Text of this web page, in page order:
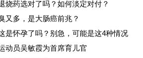
烧药选对了吗？如何淡定对付？
又多，是大肠癌前兆？
是怀孕了吗？别急，可能是这4种情况
动员吴敏霞为首席育儿官